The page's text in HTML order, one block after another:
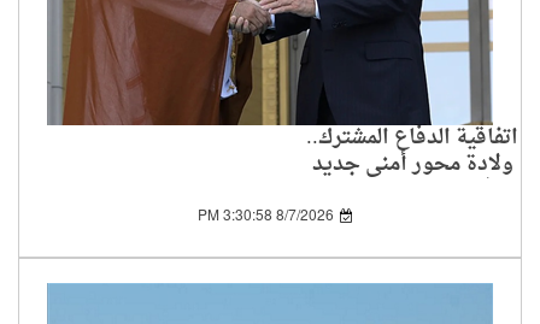
اتفاقية الدفاع المشترك..
ولادة محور أمني جديد
في العالم الإسلامي
8/7/2026 3:30:58 PM